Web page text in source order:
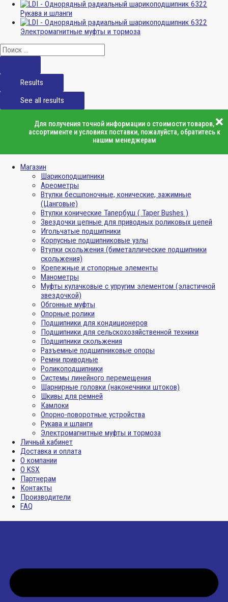
Рукава и шланги
Электромагнитные муфты и тормоза
Results
See all results
Для получения точной информации о стоимости товаров,
ассортименте и условиях поставки, пожалуйста, обратитесь к
нашим менеджерам
Магазин
Шарикоподшипники
Ареометры
Втулки бесшпоночные, конические, зажимные
(Цанговые)
Втулки конические Тапербуш ( Taper Bushes )
Звездочки цепные для приводных роликовых цепей
Игольчатые подшипники
Корпусные подшипниковые узлы
Втулки скольжения (биметаллические подшипники
скольжения)
Крепежные и стопорные элементы
Манометры
Муфты кулачковые с упругим элементом (эластичной
звездочкой)
Обгонные муфты
Опорные ролики
Подшипники для кондиционеров
Подшипники для сельскохозяйственной техники
Подшипники скольжения
Разъемные подшипниковые опоры
Ремни приводные
Роликоподшипники
Системы линейного перемещения
Шарнирные головки (наконечники штоков)
Шкивы для ремней
Камлоки
Опорно-поворотные устройства
Рукава и шланги
Электромагнитные муфты и тормоза
Личный кабинет
Доставка и оплата
О компании
О KSX
Партнерам
Контакты
Производители
FAQ